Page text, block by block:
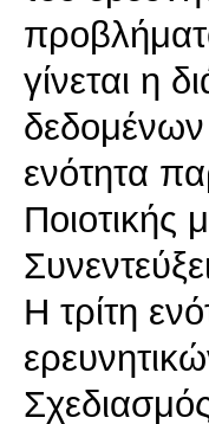
γίνεται η
δεδομένων
ενότητα
Ποιοτικής
Η τρίτη